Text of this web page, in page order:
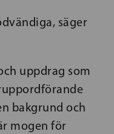
säger
uppdrag som
bakgrund och
mogen för